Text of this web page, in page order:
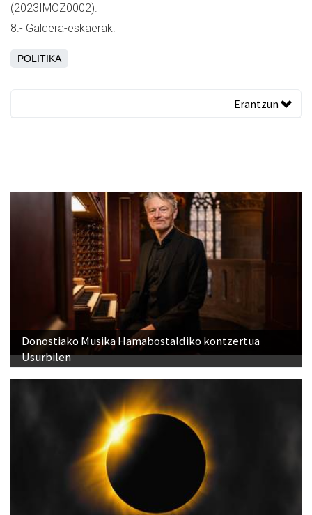
(2023IMOZ0002).
8.- Galdera-eskaerak.
POLITIKA
Erantzun
Donostiako Musika Hamabostaldiko kontzertua
Usurbilen